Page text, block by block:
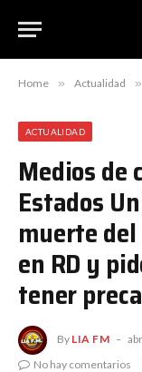
Home » Actualidad »
ACTUALIDAD
Medios de
Estados
muerte
en RD y
tener
By LIA FM
No hay comentarios